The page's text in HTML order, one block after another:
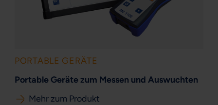
PORTABLE GERÄTE
Portable Geräte zum Messen und Auswuchten
Mehr zum Produkt